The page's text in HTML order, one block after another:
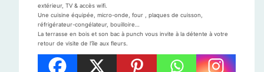
extérieur, TV & accès wifi.
Une cuisine équipée, micro-onde, four , plaques de cuisson,
réfrigérateur-congélateur, bouilloire…
La terrasse en bois et son bac à punch vous invite à la détente à votre
retour de visite de l’île aux fleurs.